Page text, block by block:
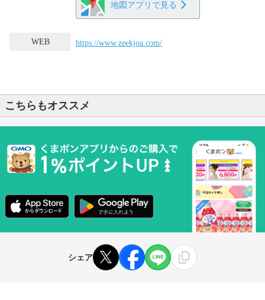
地図アプリで見る
WEB https://www.zeekjoa.com/
こちらもオススメ
シェア